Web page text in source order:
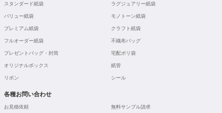
スタンダード紙袋 ラグジュアリー紙袋
バリュー紙袋 モノトーン紙袋
プレミアム紙袋 クラフト紙袋
フルオーダー紙袋 不織布バッグ
プレゼントバッグ・封筒 宅配ポリ袋
オリジナルボックス 紙管
リボン シール
各種お問い合わせ
お見積依頼 無料サンプル請求